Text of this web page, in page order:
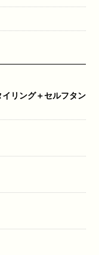
リング＋セルフタン